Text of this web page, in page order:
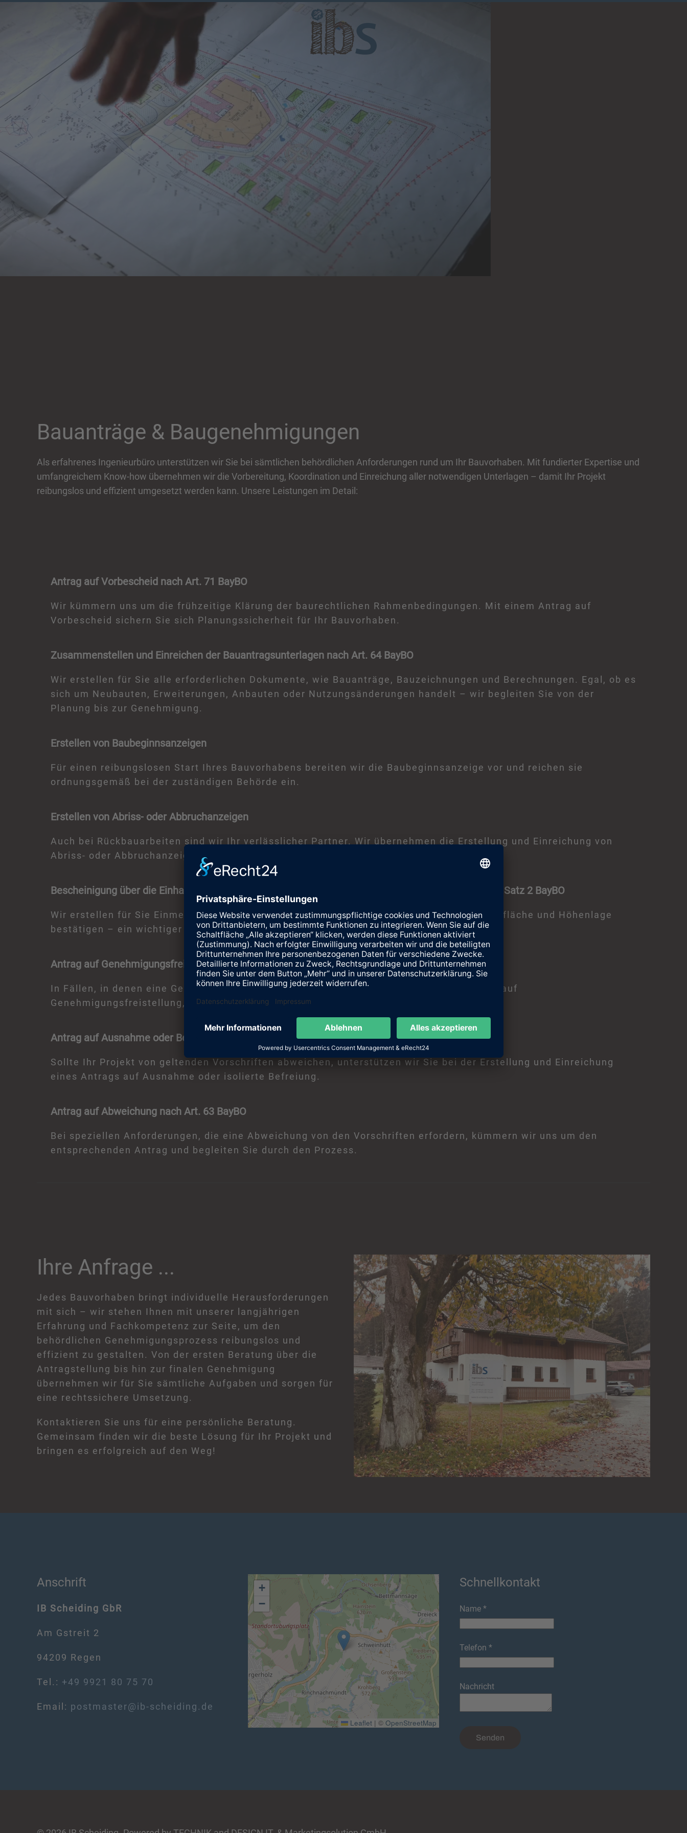
Skip to main content
Bauanträge & Baugenehmigungen
Als erfahrenes Ingenieurbüro unterstützen wir Sie bei sämtlichen behördlichen Anforderungen rund um Ihr Bauvorhaben. Mit fundierter Expertise und
umfangreichem Know-how übernehmen wir die Vorbereitung, Koordination und Einreichung aller notwendigen Unterlagen – damit Ihr Projekt
reibungslos und effizient umgesetzt werden kann. Unsere Leistungen im Detail:
Antrag auf Vorbescheid nach Art. 71 BayBO
Wir kümmern uns um die frühzeitige Klärung der baurechtlichen Rahmenbedingungen. Mit einem Antrag auf
Vorbescheid sichern Sie sich Planungssicherheit für Ihr Bauvorhaben.
Zusammenstellen und Einreichen der Bauantragsunterlagen nach Art. 64 BayBO
Wir erstellen für Sie alle erforderlichen Dokumente, wie Bauanträge, Bauzeichnungen und Berechnungen. Egal, ob es
sich um Neubauten, Erweiterungen, Anbauten oder Nutzungsänderungen handelt – wir begleiten Sie von der
Planung bis zur Genehmigung.
Erstellen von Baubeginnsanzeigen
Für einen reibungslosen Start Ihres Bauvorhabens bereiten wir die Baubeginnsanzeige vor und reichen sie
ordnungsgemäß bei der zuständigen Behörde ein.
Erstellen von Abriss- oder Abbruchanzeigen
Auch bei Rückbauarbeiten sind wir Ihr verlässlicher Partner. Wir übernehmen die Erstellung und Einreichung von
Abriss- oder Abbruchanzeigen gemäß den geltenden Vorschriften.
Bescheinigung über die Einhaltung der festgelegten Grundfläche und Höhenlage nach Art. 68 Abs. 6 Satz 2 BayBO
Wir erstellen für Sie Einmessbescheinigungen, die die Einhaltung der vorgegebenen Grundfläche und Höhenlage
bestätigen – ein wichtiger Schritt zur Qualitätssicherung Ihres Projekts.
Antrag auf Genehmigungsfreistellung nach Art. 58 BayBO
In Fällen, in denen eine Genehmigung nicht erforderlich ist, stellen wir für Sie den Antrag auf
Genehmigungsfreistellung, um den Verwaltungsaufwand zu minimieren.
Antrag auf Ausnahme oder Befreiung nach § 31 BauGB
Sollte Ihr Projekt von geltenden Vorschriften abweichen, unterstützen wir Sie bei der Erstellung und Einreichung
eines Antrags auf Ausnahme oder isolierte Befreiung.
Antrag auf Abweichung nach Art. 63 BayBO
Bei speziellen Anforderungen, die eine Abweichung von den Vorschriften erfordern, kümmern wir uns um den
entsprechenden Antrag und begleiten Sie durch den Prozess.
Ihre Anfrage ...
Jedes Bauvorhaben bringt individuelle Herausforderungen
mit sich – wir stehen Ihnen mit unserer langjährigen
Erfahrung und Fachkompetenz zur Seite, um den
behördlichen Genehmigungsprozess reibungslos und
effizient zu gestalten. Von der ersten Beratung über die
Antragstellung bis hin zur finalen Genehmigung
übernehmen wir für Sie sämtliche Aufgaben und sorgen für
eine rechtssichere Umsetzung.
Kontaktieren Sie uns für eine persönliche Beratung.
Gemeinsam finden wir die beste Lösung für Ihr Projekt und
bringen es erfolgreich auf den Weg!
Anschrift
IB Scheiding GbR
Am Gstreit 2
94209 Regen
Tel.: +49 9921 80 75 70
Email: postmaster@ib-scheiding.de
+
−
Leaflet | © OpenStreetMap
Schnellkontakt
Name *
Telefon *
Nachricht
Senden